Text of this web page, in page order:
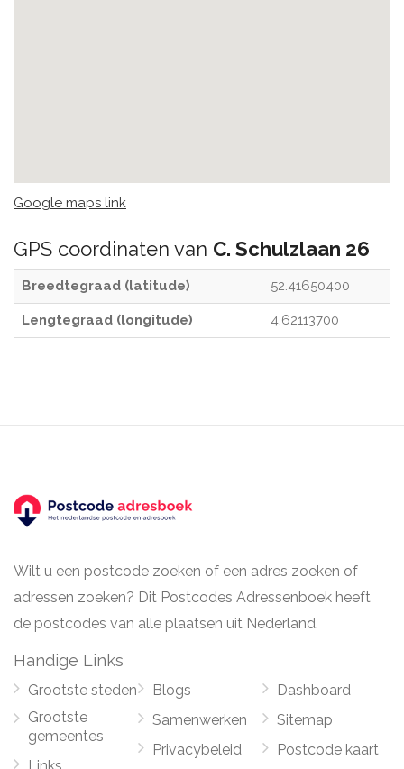
Google maps link
GPS coordinaten van C. Schulzlaan 26
Breedtegraad (latitude) 52.41650400
Lengtegraad (longitude) 4.62113700
Wilt u een postcode zoeken of een adres zoeken of
adressen zoeken? Dit Postcodes Adressenboek heeft
de postcodes van alle plaatsen uit Nederland.
Handige Links
Grootste steden
Grootste
gemeentes
Blogs
Samenwerken
Privacybeleid
Dashboard
Sitemap
Postcode kaart